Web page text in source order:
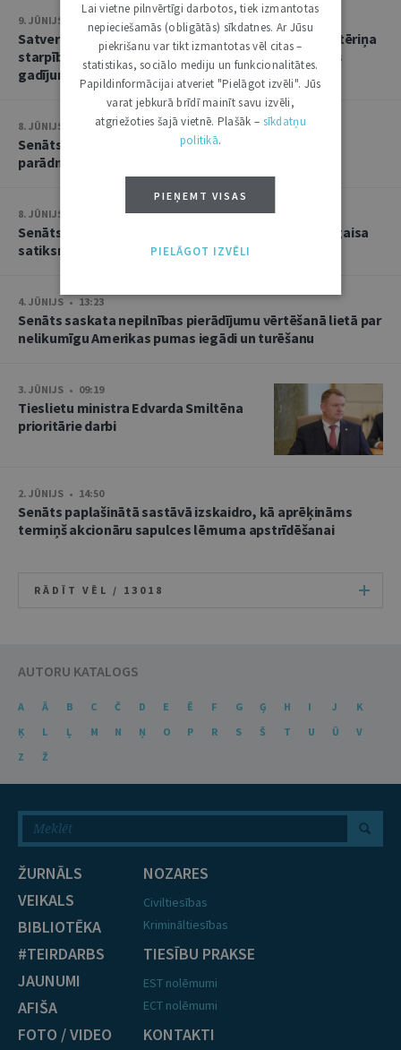
9. JŪNIJS • 13:31
Satversmei neatbilst norma, kas regulēja ūdens patēriņa
starpības sadales kārtību skaitītāju neverificēšanas
gadījumā
8. JŪNIJS • 14:33
Senāts: ieķīlātājam ir tiesības vērsties pret galveno
parādnieku ar regresa prasību
8. JŪNIJS • 13:27
Senāts lūdz Eiropas Savienības Tiesas viedokli par gaisa
satiksmes dispečera amata ierobežojumiem
4. JŪNIJS • 13:23
Senāts saskata nepilnības pierādījumu vērtēšanā lietā par
nelikumīgu Amerikas pumas iegādi un turēšanu
3. JŪNIJS • 09:19
Tieslietu ministra Edvarda Smiltēna
prioritārie darbi
2. JŪNIJS • 14:50
Senāts paplašinātā sastāvā izskaidro, kā aprēķināms
termiņš akcionāru sapulces lēmuma apstrīdēšanai
RĀDĪT VĒL / 13018
AUTORU KATALOGS
A Ā B C Č D E Ē F G Ģ H I J
K
Ķ
L Ļ M N Ņ O P R S Š T U Ū
V
Z
Ž
ŽURNĀLS
VEIKALS
BIBLIOTĒKA
#TEIRDARBS
JAUNUMI
AFIŠA
FOTO / VIDEO
NOZARES
Civiltiesības
Krimināltiesības
TIESĪBU PRAKSE
EST nolēmumi
ECT nolēmumi
KONTAKTI
Lai vietne pilnvērtīgi darbotos, tiek izmantotas
nepieciešamās (obligātās) sīkdatnes. Ar Jūsu
piekrišanu var tikt izmantotas vēl citas –
statistikas, sociālo mediju un funkcionalitātes.
Papildinformācijai atveriet "Pielāgot izvēli". Jūs
varat jebkurā brīdī mainīt savu izvēli,
atgriežoties šajā vietnē. Plašāk – sīkdatņu
politikā.
PIEŅEMT VISAS
PIELĀGOT IZVĒLI